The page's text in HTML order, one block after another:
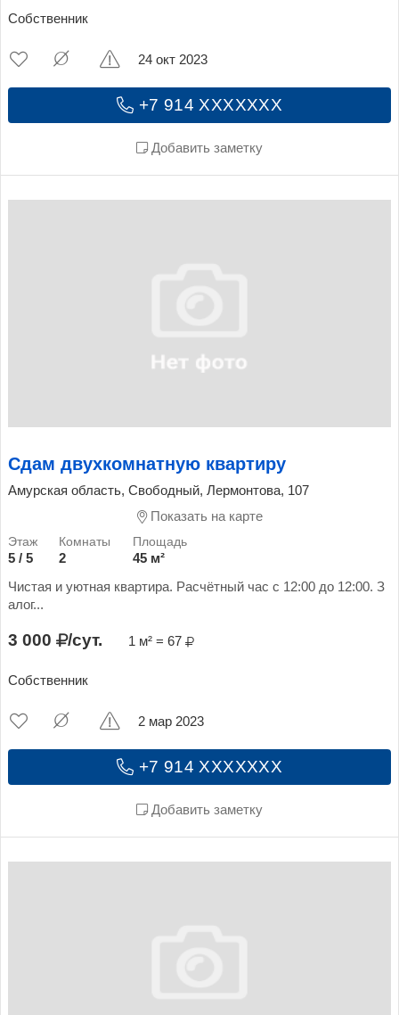
Собственник
+7 914 XXXXXXX
Добавить заметку
24 окт 2023
Сдам двухкомнатную квартиру
Амурская область, Свободный, Лермонтова, 107
Показать на карте
5 / 5 2
45 м²
Чистая и уютная квартира. Расчётный час с 12:00 до 12:00. З
алог...
3 000 /сут. 1 м² = 67
Собственник
+7 914 XXXXXXX
Добавить заметку
2 мар 2023